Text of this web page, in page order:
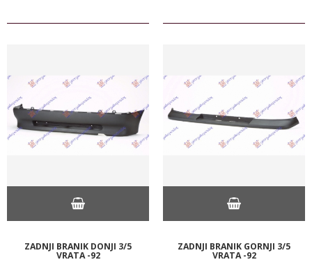
ZADNJI BRANIK DONJI 3/5
VRATA -92
ZADNJI BRANIK GORNJI 3/5
VRATA -92